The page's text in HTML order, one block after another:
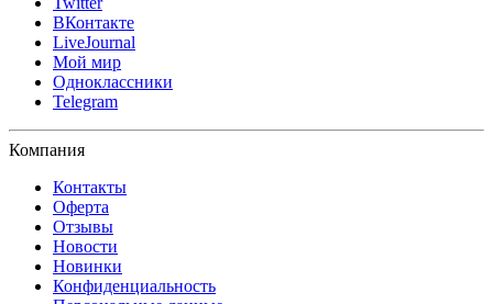
ВКонтакте
LiveJournal
Мой мир
Одноклассники
Telegram
Компания
Контакты
Оферта
Отзывы
Новости
Новинки
Конфиденциальность